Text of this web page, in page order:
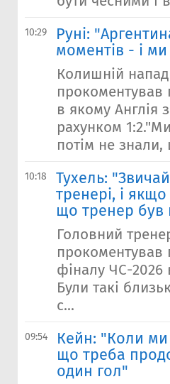
10:29
Руні:
моментів - і
Колишній
прокоментував
в якому Англія
рахунком
потім не
10:18
Тухель:
тренері, і
що тренер був
Головний
прокоментував
фіналу ЧС-2026
Були такі
с...
09:54
Кейн: "Коли
що треба
один гол"